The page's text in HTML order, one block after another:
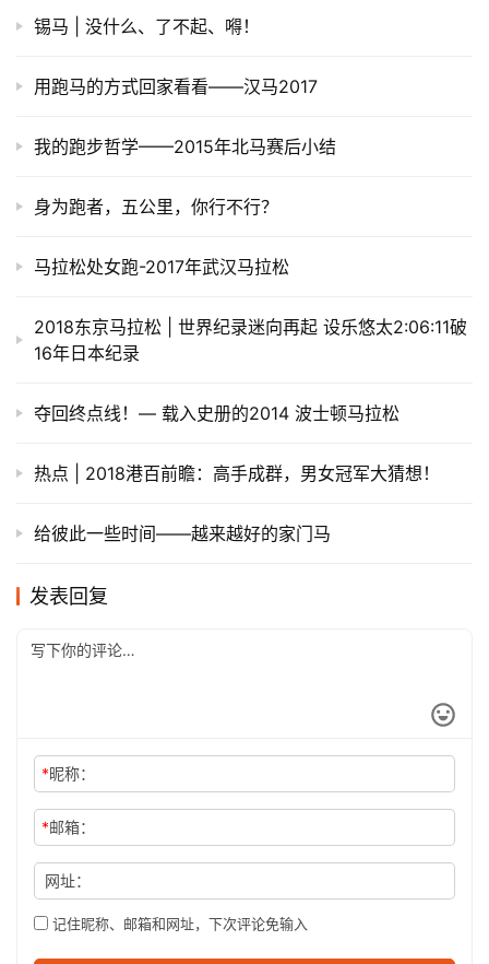
锡马 | 没什么、了不起、嘚！
用跑马的方式回家看看——汉马2017
我的跑步哲学——2015年北马赛后小结
身为跑者，五公里，你行不行？
马拉松处女跑-2017年武汉马拉松
2018东京马拉松 | 世界纪录迷向再起 设乐悠太2:06:11破
16年日本纪录
夺回终点线！— 载入史册的2014 波士顿马拉松
热点 | 2018港百前瞻：高手成群，男女冠军大猜想！
给彼此一些时间——越来越好的家门马
发表回复
*昵称：
*邮箱：
网址：
记住昵称、邮箱和网址，下次评论免输入